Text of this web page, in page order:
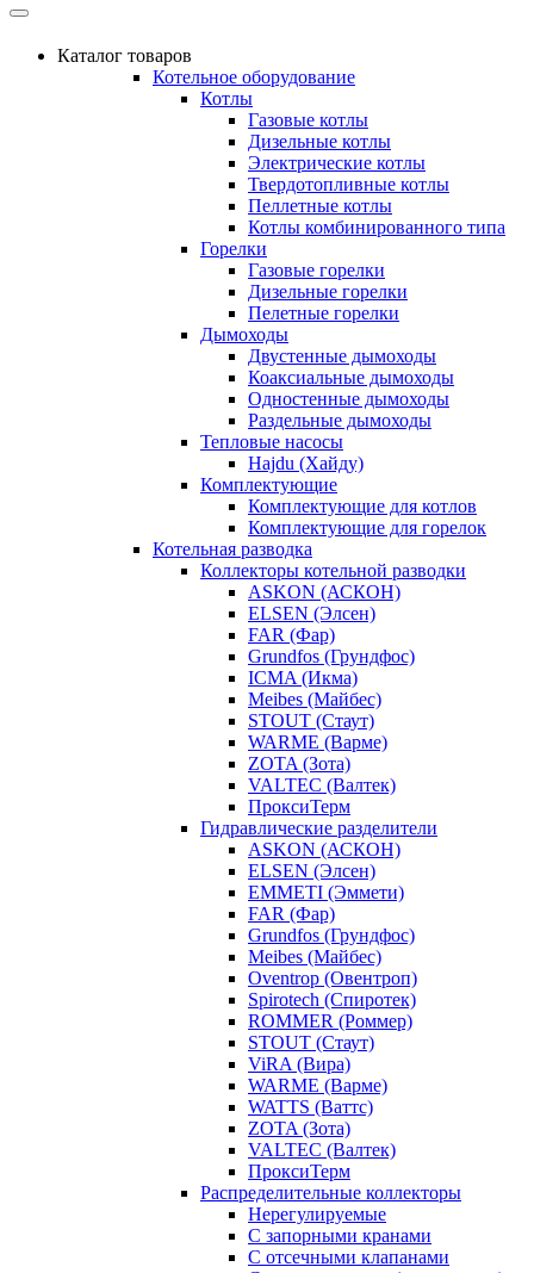
Каталог товаров
Котельное оборудование
Котлы
Газовые котлы
Дизельные котлы
Электрические котлы
Твердотопливные котлы
Пеллетные котлы
Котлы комбинированного типа
Горелки
Газовые горелки
Дизельные горелки
Пелетные горелки
Дымоходы
Двустенные дымоходы
Коаксиальные дымоходы
Одностенные дымоходы
Раздельные дымоходы
Тепловые насосы
Hajdu (Хайду)
Комплектующие
Комплектующие для котлов
Комплектующие для горелок
Котельная разводка
Коллекторы котельной разводки
ASKON (АСКОН)
ELSEN (Элсен)
FAR (Фар)
Grundfos (Грундфос)
ICMA (Икма)
Meibes (Майбес)
STOUT (Стаут)
WARME (Варме)
ZOTA (Зота)
VALTEC (Валтек)
ПроксиТерм
Гидравлические разделители
ASKON (АСКОН)
ELSEN (Элсен)
EMMETI (Эммети)
FAR (Фар)
Grundfos (Грундфос)
Meibes (Майбес)
Oventrop (Овентроп)
Spirotech (Спиротек)
ROMMER (Роммер)
STOUT (Стаут)
ViRA (Вира)
WARME (Варме)
WATTS (Ваттс)
ZOTA (Зота)
VALTEC (Валтек)
ПроксиТерм
Распределительные коллекторы
Нерегулируемые
С запорными кранами
С отсечными клапанами